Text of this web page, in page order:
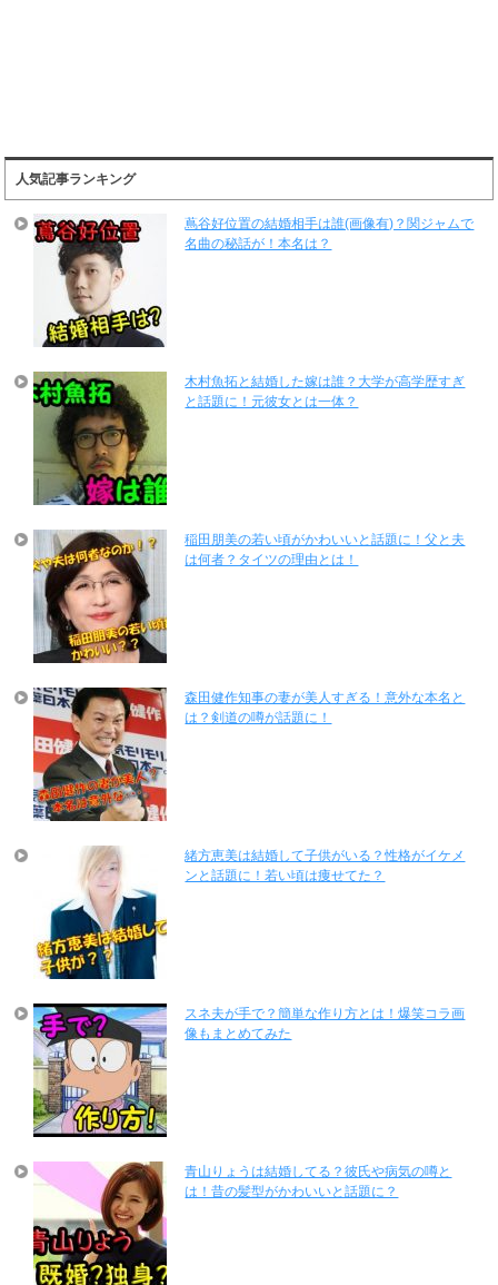
人気記事ランキング
蔦谷好位置の結婚相手は誰(画像有)？関ジャムで
名曲の秘話が！本名は？
木村魚拓と結婚した嫁は誰？大学が高学歴すぎ
と話題に！元彼女とは一体？
稲田朋美の若い頃がかわいいと話題に！父と夫
は何者？タイツの理由とは！
森田健作知事の妻が美人すぎる！意外な本名と
は？剣道の噂が話題に！
緒方恵美は結婚して子供がいる？性格がイケメ
ンと話題に！若い頃は痩せてた？
スネ夫が手で？簡単な作り方とは！爆笑コラ画
像もまとめてみた
青山りょうは結婚してる？彼氏や病気の噂と
は！昔の髪型がかわいいと話題に？